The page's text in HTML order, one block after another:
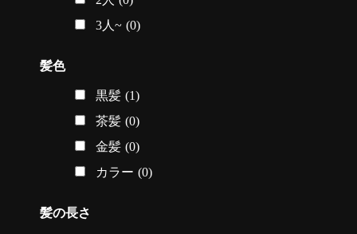
3人~ (0)
髪色
黒髪 (1)
茶髪 (0)
金髪 (0)
カラー (0)
髪の長さ